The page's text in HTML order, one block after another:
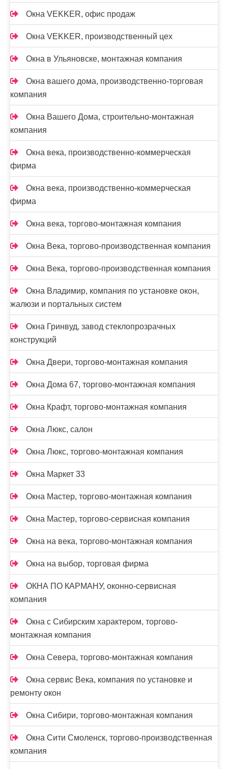
Окна VEKKER, офис продаж
Окна VEKKER, производственный цех
Окна в Ульяновске, монтажная компания
Окна вашего дома, производственно-торговая
компания
Окна Вашего Дома, строительно-монтажная
компания
Окна века, производственно-коммерческая
фирма
Окна века, производственно-коммерческая
фирма
Окна века, торгово-монтажная компания
Окна Века, торгово-производственная компания
Окна Века, торгово-производственная компания
Окна Владимир, компания по установке окон,
жалюзи и портальных систем
Окна Гринвуд, завод стеклопрозрачных
конструкций
Окна Двери, торгово-монтажная компания
Окна Дома 67, торгово-монтажная компания
Окна Крафт, торгово-монтажная компания
Окна Люкс, салон
Окна Люкс, торгово-монтажная компания
Окна Маркет 33
Окна Мастер, торгово-монтажная компания
Окна Мастер, торгово-сервисная компания
Окна на века, торгово-монтажная компания
Окна на выбор, торговая фирма
ОКНА ПО КАРМАНУ, оконно-сервисная
компания
Окна с Сибирским характером, торгово-
монтажная компания
Окна Севера, торгово-монтажная компания
Окна сервис Века, компания по установке и
ремонту окон
Окна Сибири, торгово-монтажная компания
Окна Сити Смоленск, торгово-производственная
компания